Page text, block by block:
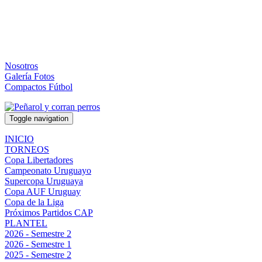
Nosotros
Galería Fotos
Compactos Fútbol
Toggle navigation
INICIO
TORNEOS
Copa Libertadores
Campeonato Uruguayo
Supercopa Uruguaya
Copa AUF Uruguay
Copa de la Liga
Próximos Partidos CAP
PLANTEL
2026 - Semestre 2
2026 - Semestre 1
2025 - Semestre 2